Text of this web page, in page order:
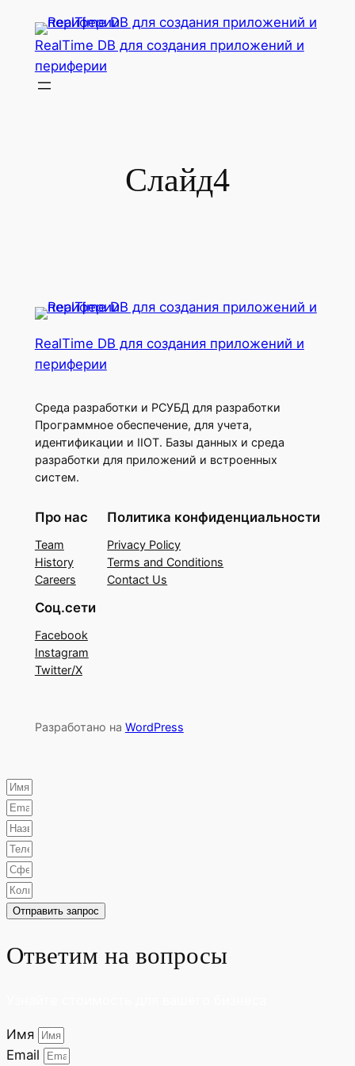
Перейти
содержимому
RealTime DB для создания приложений и
периферии
Слайд4
RealTime DB для создания приложений и
периферии
Среда разработки и РСУБД для разработки
Программное обеспечение, для учета,
идентификации и IIOT. Базы данных и среда
разработки для приложений и встроенных
систем.
Про нас
Team
History
Careers
Политика конфиденциальности
Privacy Policy
Terms and Conditions
Contact Us
Соц.сети
Facebook
Instagram
Twitter/X
Разработано на WordPress
Отправить запрос
Ответим на вопросы
Имя
Email